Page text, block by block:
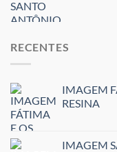
RECENTES
IMAGEM
RESINA
IMAGEM